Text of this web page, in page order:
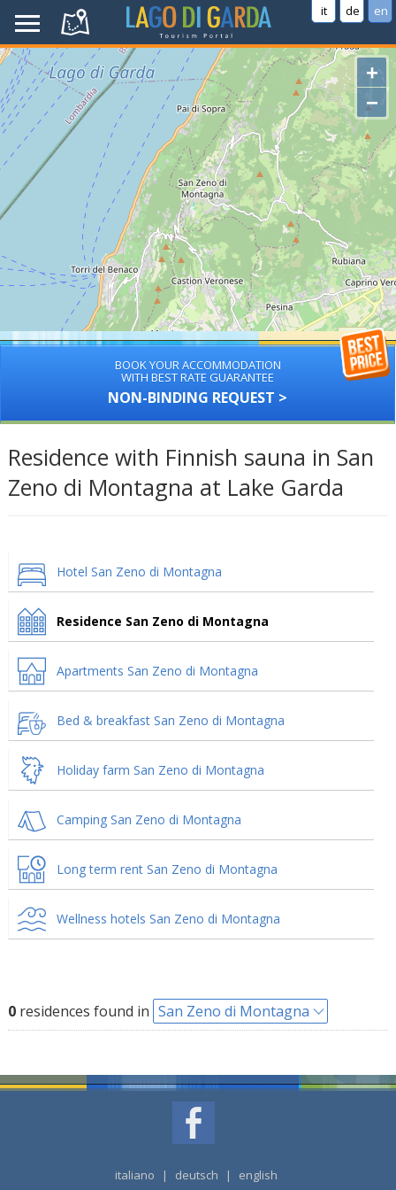
it de en
+
−
BOOK YOUR ACCOMMODATION
WITH BEST RATE GUARANTEE
NON-BINDING REQUEST >
Residence with Finnish sauna in San
Zeno di Montagna at Lake Garda
Hotel San Zeno di Montagna
Residence San Zeno di Montagna
Apartments San Zeno di Montagna
Bed & breakfast San Zeno di Montagna
Holiday farm San Zeno di Montagna
Camping San Zeno di Montagna
Long term rent San Zeno di Montagna
Wellness hotels San Zeno di Montagna
0residences found in San Zeno di Montagna
italiano | deutsch | english